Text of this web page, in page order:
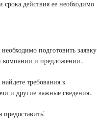
действия ее необходимо
подготовить заявку
компании и предложении․
требования к
и другие важные сведения․